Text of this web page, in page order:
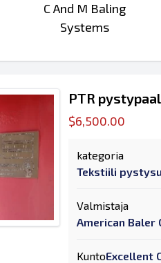
C And M Baling
Systems
PTR
$6,500.00
kategoria
Tekstiili
Valmistaja
American Baler
KuntoExcellent